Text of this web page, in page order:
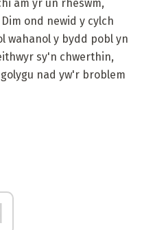
am yr un rheswm,
ond newid y cylch
wahanol y bydd pobl yn
sy'n chwerthin,
nad yw'r broblem